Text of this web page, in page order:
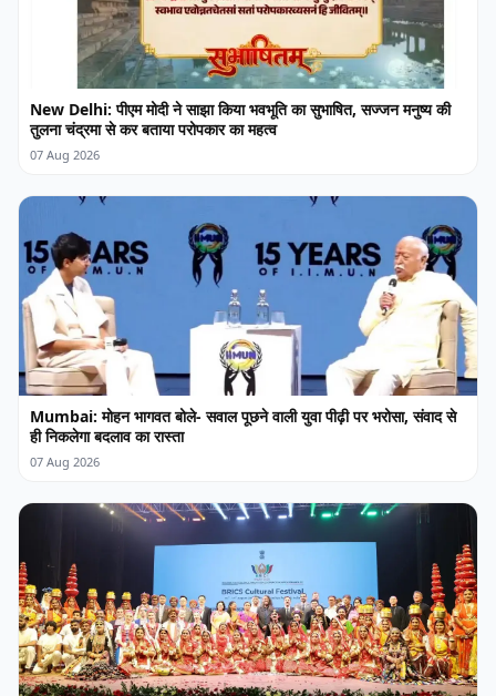
New Delhi: पीएम मोदी ने साझा किया भवभूति का सुभाषित, सज्जन मनुष्य की
तुलना चंद्रमा से कर बताया परोपकार का महत्व
07 Aug 2026
Mumbai: मोहन भागवत बोले- सवाल पूछने वाली युवा पीढ़ी पर भरोसा, संवाद से
ही निकलेगा बदलाव का रास्ता
07 Aug 2026